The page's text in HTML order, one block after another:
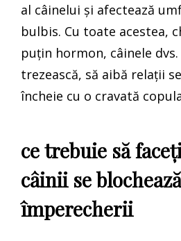
al câinelui și afectează
bulbis. Cu toate acestea,
puțin hormon, câinele
trezească, să aibă relații
încheie cu o cravată
ce trebuie să
câinii se
împerecherii